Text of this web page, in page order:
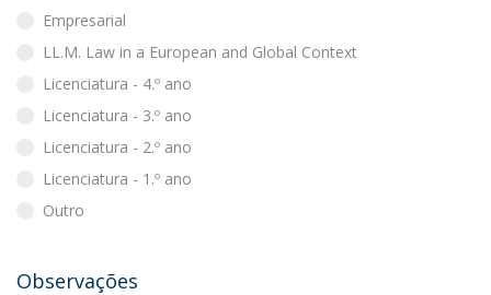
Empresarial
LL.M. Law in a European and Global Context
Licenciatura - 4.º ano
Licenciatura - 3.º ano
Licenciatura - 2.º ano
Licenciatura - 1.º ano
Outro
Observações